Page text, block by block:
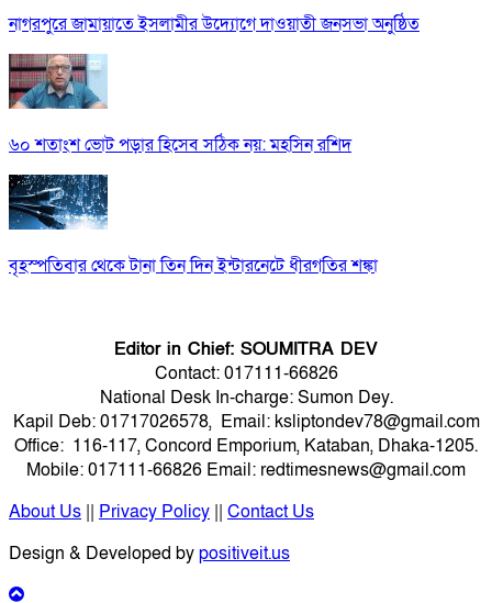
নাগরপুরে জামায়াতে ইসলামীর উদ্যোগে দাওয়াতী জনসভা অনুষ্ঠিত
৬০ শতাংশ ভোট পড়ার হিসেব সঠিক নয়: মহসিন রশিদ
বৃহস্পতিবার থেকে টানা তিন দিন ইন্টারনেটে ধীরগতির শঙ্কা
Editor in Chief: SOUMITRA DEV
Contact: 017111-66826
National Desk In-charge: Sumon Dey.
Kapil Deb: 01717026578, Email: ksliptondev78@gmail.com
Office: 116-117, Concord Emporium, Kataban, Dhaka-1205.
Mobile: 017111-66826 Email: redtimesnews@gmail.com
About Us || Privacy Policy || Contact Us
Design & Developed bypositiveit.us